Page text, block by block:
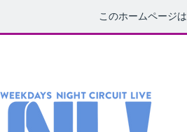
このホームページは